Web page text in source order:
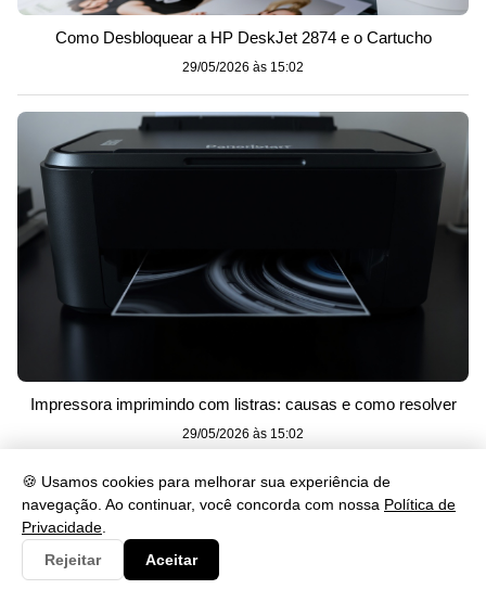
🍪 Usamos cookies para melhorar sua experiência de
navegação. Ao continuar, você concorda com nossa Política de
Privacidade
Rejeitar
Aceitar
Como Desbloquear a HP DeskJet 2874 e o Cartucho
29/05/2026 às 15:02
Impressora imprimindo com listras: causas e como resolver
29/05/2026 às 15:02